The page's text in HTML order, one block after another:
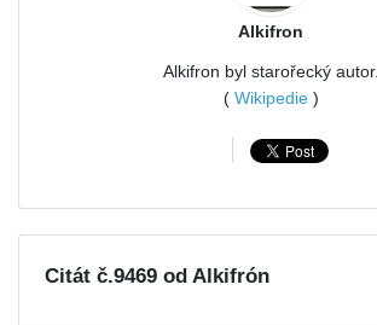
Alkifron
Alkifron byl starořecký autor.
( Wikipedie)
Citát č.9469 od Alkifrón